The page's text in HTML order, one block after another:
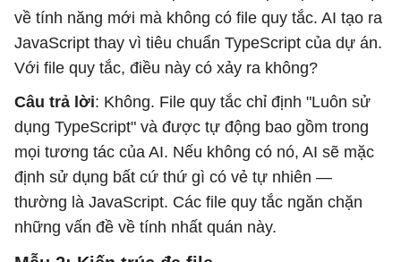
về tính năng mới mà không có file quy tắc. AI tạo ra
JavaScript thay vì tiêu chuẩn TypeScript của dự án.
Với file quy tắc, điều này có xảy ra không?
Câu trả lời: Không. File quy tắc chỉ định "Luôn sử
dụng TypeScript" và được tự động bao gồm trong
mọi tương tác của AI. Nếu không có nó, AI sẽ mặc
định sử dụng bất cứ thứ gì có vẻ tự nhiên —
thường là JavaScript. Các file quy tắc ngăn chặn
những vấn đề về tính nhất quán này.